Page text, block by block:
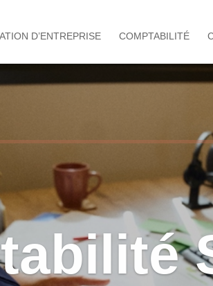
D’ENTREPRISE COMPTABILITÉ